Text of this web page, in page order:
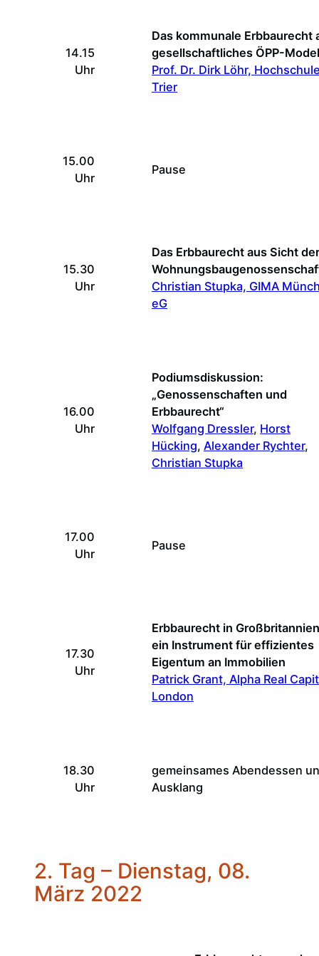
14.15
Uhr
Das kommunale Erbbaurecht
gesellschaftliches ÖPP-
Prof. Dr. Dirk Löhr,
Trier
15.00
Uhr
Pause
15.30
Uhr
Das Erbbaurecht aus Sicht der
Christian Stupka, GIMA
eG
16.00
Uhr
Podiumsdiskussion:
„Genossenschaften und
Erbbaurecht“
Wolfgang Dressler, Horst
Hücking, Alexander Rychter,
Christian Stupka
17.00
Uhr
Pause
17.30
Uhr
Erbbaurecht in
ein Instrument für effizientes
Eigentum an Immobilien
Patrick Grant, Alpha Real
London
18.30
Uhr
gemeinsames Abendessen
Ausklang
2. Tag – Dienstag, 08.
März 2022